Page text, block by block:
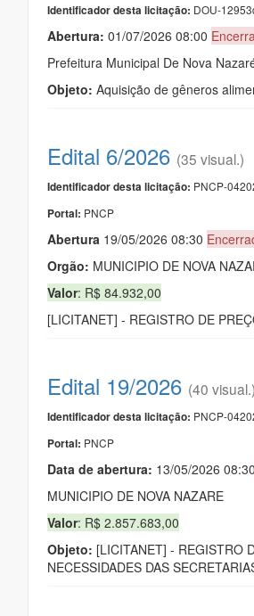
Identificador desta licitação: DOU-
Abertura: 01/07/2026 08:00
Prefeitura Municipal De Nova
Objeto: Aquisição de gêneros
Edital 6/2026 (35 visual.)
Identificador desta licitação: PNCP-
Portal: PNCP
Abertura 19/05/2026 08:30
Orgão: MUNICIPIO DE NOVA
Valor: R$ 84.932,00
[LICITANET] - REGISTRO DE
Edital 19/2026 (40 visual.)
Identificador desta licitação: PNCP-
Portal: PNCP
Data de abertura: 13/05/2026 08:30
MUNICIPIO DE NOVA NAZARE
Valor: R$ 2.857.683,00
Objeto: [LICITANET] - REGISTRO
NECESSIDADES DAS